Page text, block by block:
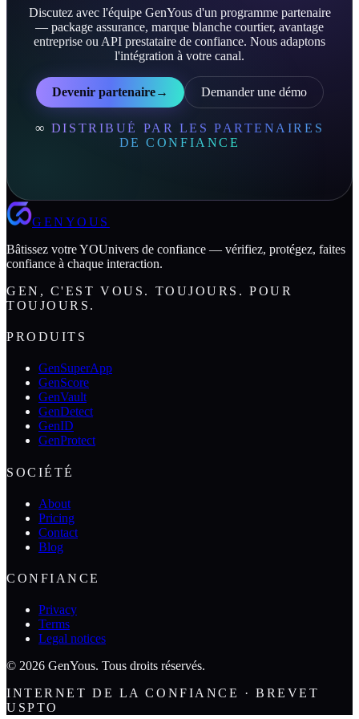
Discutez avec l'équipe GenYous d'un programme partenaire
— package assurance, marque blanche courtier, avantage
entreprise ou API prestataire de confiance. Nous adaptons
l'intégration à votre canal.
Devenir partenaire→ Demander une démo
∞ DISTRIBUÉ PAR LES PARTENAIRES
DE CONFIANCE
GENYOUS
Bâtissez votre YOUnivers de confiance — vérifiez, protégez, faites
confiance à chaque interaction.
GEN, C'EST VOUS. TOUJOURS. POUR
TOUJOURS.
PRODUITS
GenSuperApp
GenScore
GenVault
GenDetect
GenID
GenProtect
SOCIÉTÉ
About
Pricing
Contact
Blog
CONFIANCE
Privacy
Terms
Legal notices
© 2026 GenYous. Tous droits réservés.
INTERNET DE LA CONFIANCE · BREVET
USPTO